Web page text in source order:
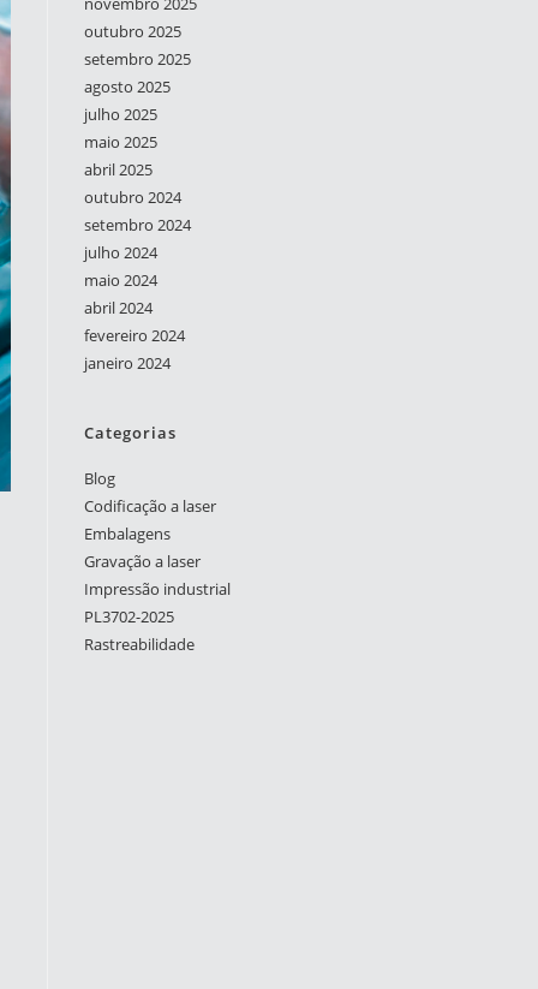
outubro 2025
setembro 2025
agosto 2025
julho 2025
maio 2025
abril 2025
outubro 2024
setembro 2024
julho 2024
maio 2024
abril 2024
fevereiro 2024
janeiro 2024
Categorias
Blog
Codificação a laser
Embalagens
Gravação a laser
Impressão industrial
PL3702-2025
Rastreabilidade